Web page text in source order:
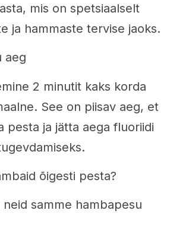
mis on spetsiaalselt
ja hammaste tervise jaoks.
aeg
2 minutit kaks korda
See on piisav aeg, et
pesta ja jätta aega fluoriidi
õigesti pesta?
neid samme hambapesu